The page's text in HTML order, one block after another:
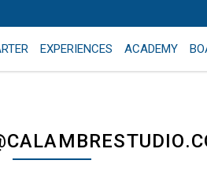
EXPERIENCES ACADEMY